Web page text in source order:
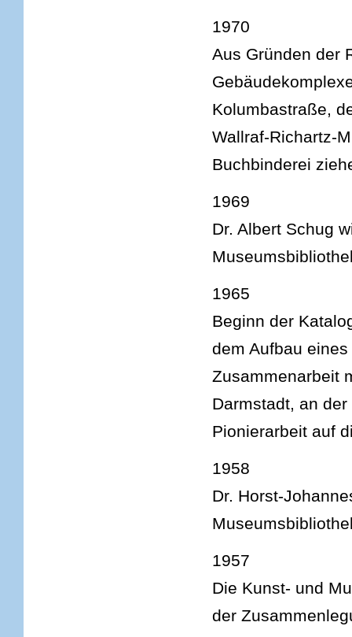
1970
Aus Gründen der
Kolumbastraße,
Wallraf-Richartz-
Buchbinderei
1969
Dr. Albert Schug
1965
Beginn der
dem Aufbau
Zusammenarbeit
Darmstadt, an
Pionierarbeit auf
1958
Dr. Horst-
1957
Die Kunst- und
der